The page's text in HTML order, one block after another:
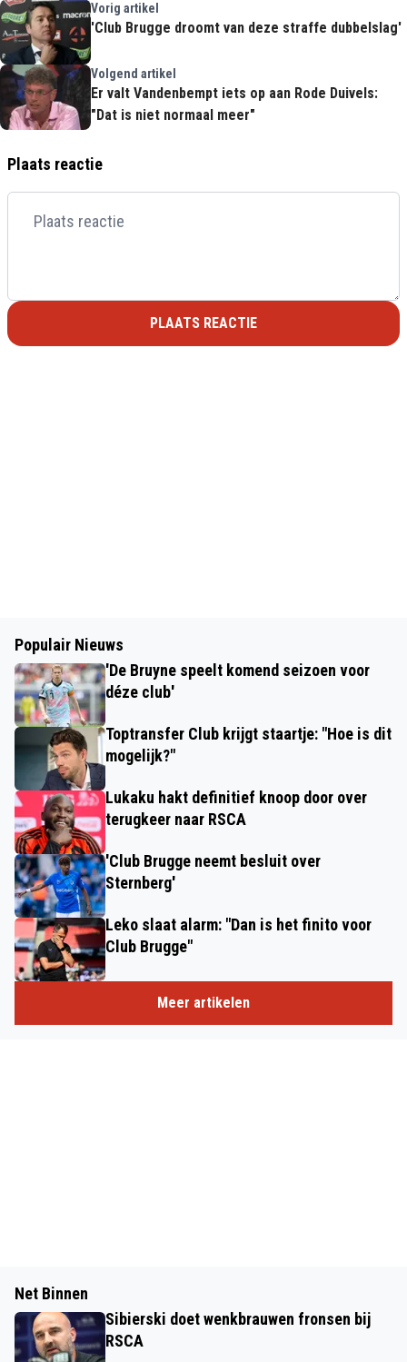
Vorig artikel
'Club Brugge droomt van deze straffe dubbelslag'
Volgend artikel
Er valt Vandenbempt iets op aan Rode Duivels:
"Dat is niet normaal meer"
Plaats reactie
PLAATS REACTIE
Populair Nieuws
'De Bruyne speelt komend seizoen voor
déze club'
Toptransfer Club krijgt staartje: "Hoe is dit
mogelijk?"
Lukaku hakt definitief knoop door over
terugkeer naar RSCA
'Club Brugge neemt besluit over
Sternberg'
Leko slaat alarm: "Dan is het finito voor
Club Brugge"
Meer artikelen
Net Binnen
Sibierski doet wenkbrauwen fronsen bij
RSCA